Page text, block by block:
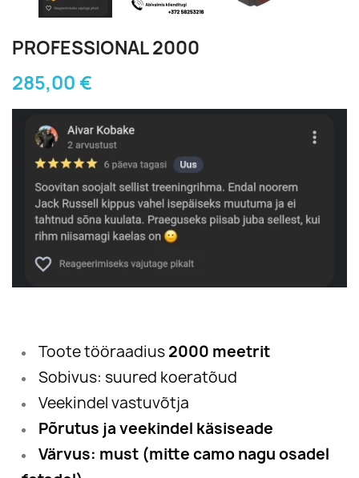
PROFESSIONAL 2000
285,00 €
Toote tööraadius2000 meetrit
Sobivus: suured koeratõud
Veekindel vastuvõtja
Põrutus ja veekindel käsiseade
Värvus: must (mitte camo nagu osadel